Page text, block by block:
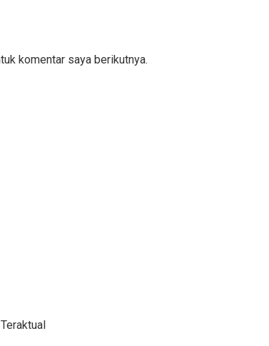
komentar saya berikutnya.